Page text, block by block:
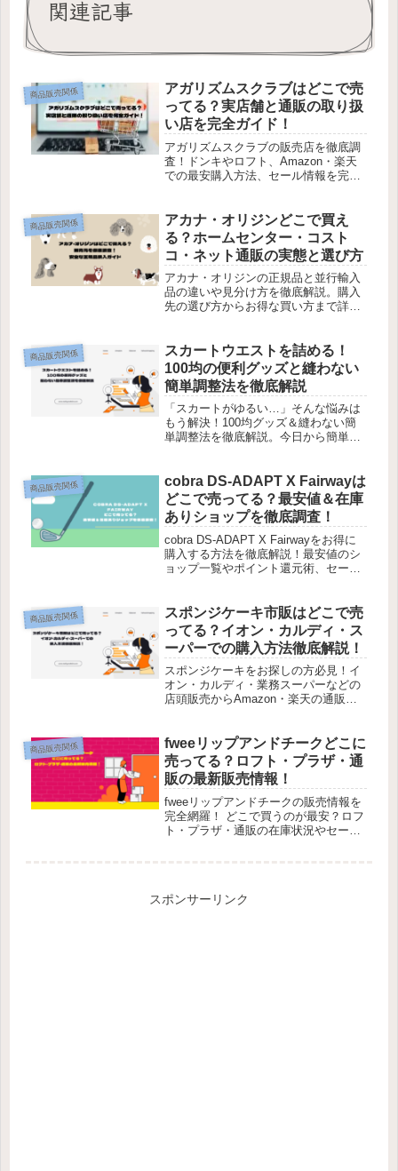
関連記事
商品販売関係
アガリズムスクラブはどこで売
ってる？実店舗と通販の取り扱
い店を完全ガイド！
アガリズムスクラブの販売店を徹底調
査！ドンキやロフト、Amazon・楽天
での最安購入方法、セール情報を完全
商品販売関係
アカナ・オリジンどこで買え
る？ホームセンター・コスト
コ・ネット通販の実態と選び方
アカナ・オリジンの正規品と並行輸入
品の違いや見分け方を徹底解説。購入
先の選び方からお得な買い方まで詳し
商品販売関係
スカートウエストを詰める！
100均の便利グッズと縫わない
簡単調整法を徹底解説
「スカートがゆるい…」そんな悩みは
もう解決！100均グッズ＆縫わない簡
単調整法を徹底解説。今日から簡単プ
商品販売関係
cobra DS-ADAPT X Fairwayは
どこで売ってる？最安値＆在庫
ありショップを徹底調査！
cobra DS-ADAPT X Fairwayをお得に
購入する方法を徹底解説！最安値のシ
ョップ一覧やポイント還元術、セール
商品販売関係
スポンジケーキ市販はどこで売
ってる？イオン・カルディ・ス
ーパーでの購入方法徹底解説！
スポンジケーキをお探しの方必見！イ
オン・カルディ・業務スーパーなどの
店頭販売からAmazon・楽天の通販ま
商品販売関係
fweeリップアンドチークどこに
売ってる？ロフト・プラザ・通
販の最新販売情報！
fweeリップアンドチークの販売情報を
完全網羅！ どこで買うのが最安？ロフ
ト・プラザ・通販の在庫状況やセール
スポンサーリンク